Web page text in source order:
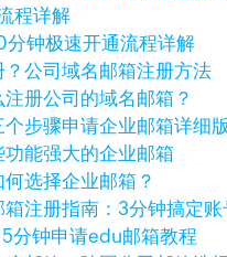
程详解
钟极速开通流程详解
公司域名邮箱注册方法
册公司的域名邮箱？
步骤申请企业邮箱详细版
能强大的企业邮箱
选择企业邮箱？
注册指南：3分钟搞定
分钟申请edu邮箱教程